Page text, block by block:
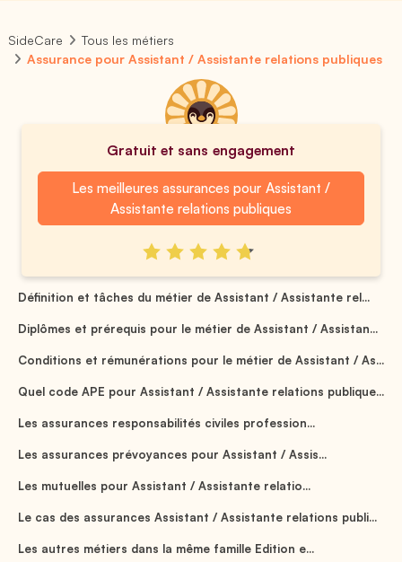
SideCare
Tous les métiers
Assurance pour Assistant / Assistante relations publiques
Gratuit et sans engagement
Les meilleures assurances pour Assistant /
Assistante relations publiques
Définition et tâches du métier de Assistant / Assistante rel...
Diplômes et prérequis pour le métier de Assistant / Assistan...
Conditions et rémunérations pour le métier de Assistant / As...
Quel code APE pour Assistant / Assistante relations publique...
Les assurances responsabilités civiles profession...
Les assurances prévoyances pour Assistant / Assis...
Les mutuelles pour Assistant / Assistante relatio...
Le cas des assurances Assistant / Assistante relations publi...
Les autres métiers dans la même famille Edition e...